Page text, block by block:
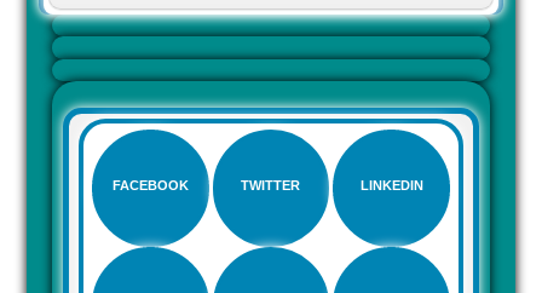
FACEBOOK TWITTER LINKEDIN